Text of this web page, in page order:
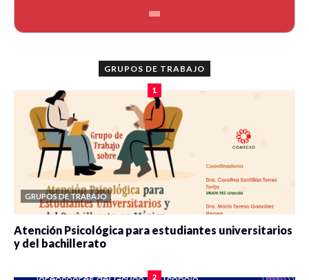
GRUPOS DE TRABAJO
1
GRUPOS DE TRABAJO
Atención Psicológica para estudiantes universitarios
y del bachillerato
2